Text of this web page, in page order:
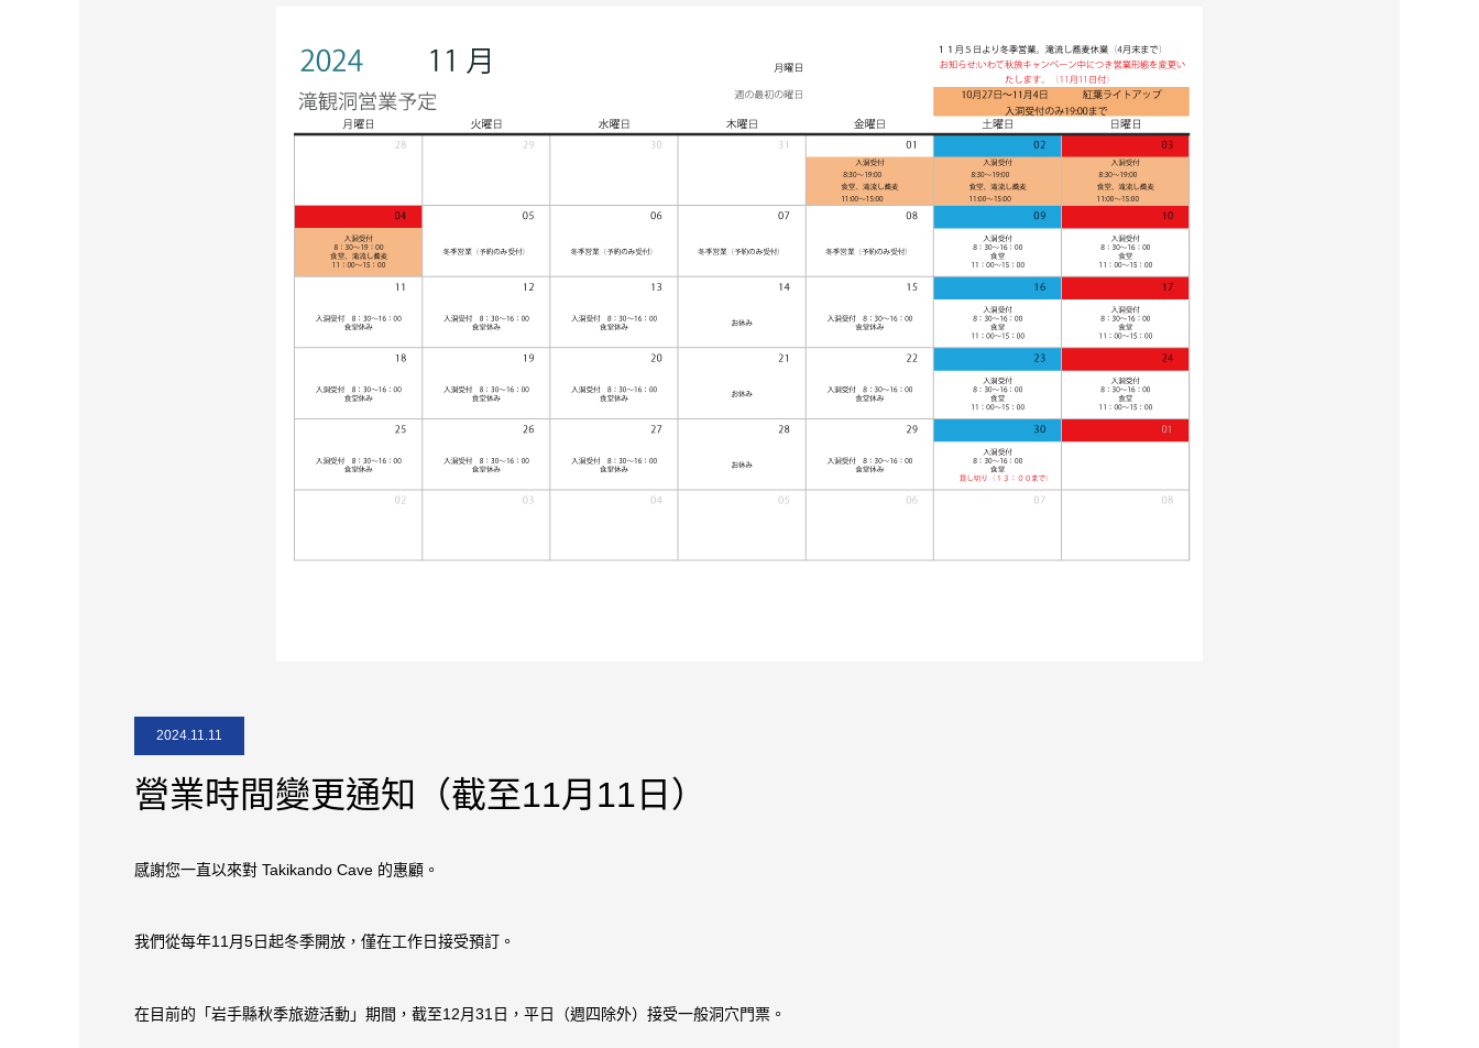
2024.11.11
營業時間變更通知（截至11月11日）
感謝您一直以來對 Takikando Cave 的惠顧。
我們從每年11月5日起冬季開放，僅在工作日接受預訂。
在目前的「岩手縣秋季旅遊活動」期間，截至12月31日，平日（週四除外）接受一般洞穴門票。